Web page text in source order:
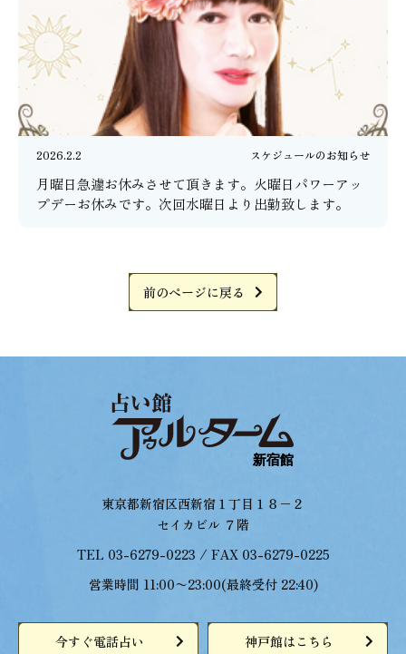
2026.2.2 スケジュールのお知らせ
月曜日急遽お休みさせて頂きます。火曜日パワーアッ
プデーお休みです。次回水曜日より出勤致します。
前のページに戻る
東京都新宿区西新宿１丁目１８−２
セイカビル ７階
TEL 03-6279-0223 / FAX 03-6279-0225
営業時間 11:00〜23:00(最終受付 22:40)
今すぐ電話占い 神戸館はこちら